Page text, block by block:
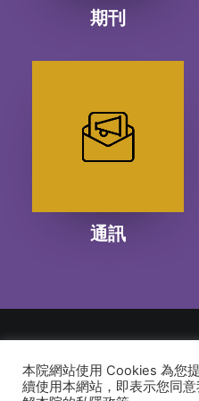
期刊
通訊
© 2026 建道神學院Alliance
本院網站使用 Cookies 為您
續使用本網站，即表示您同